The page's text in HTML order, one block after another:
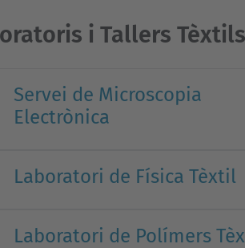
i Tallers Tèxtils
Servei de Microscopia
Electrònica
Laboratori de Física Tèxtil
Laboratori de Polímers